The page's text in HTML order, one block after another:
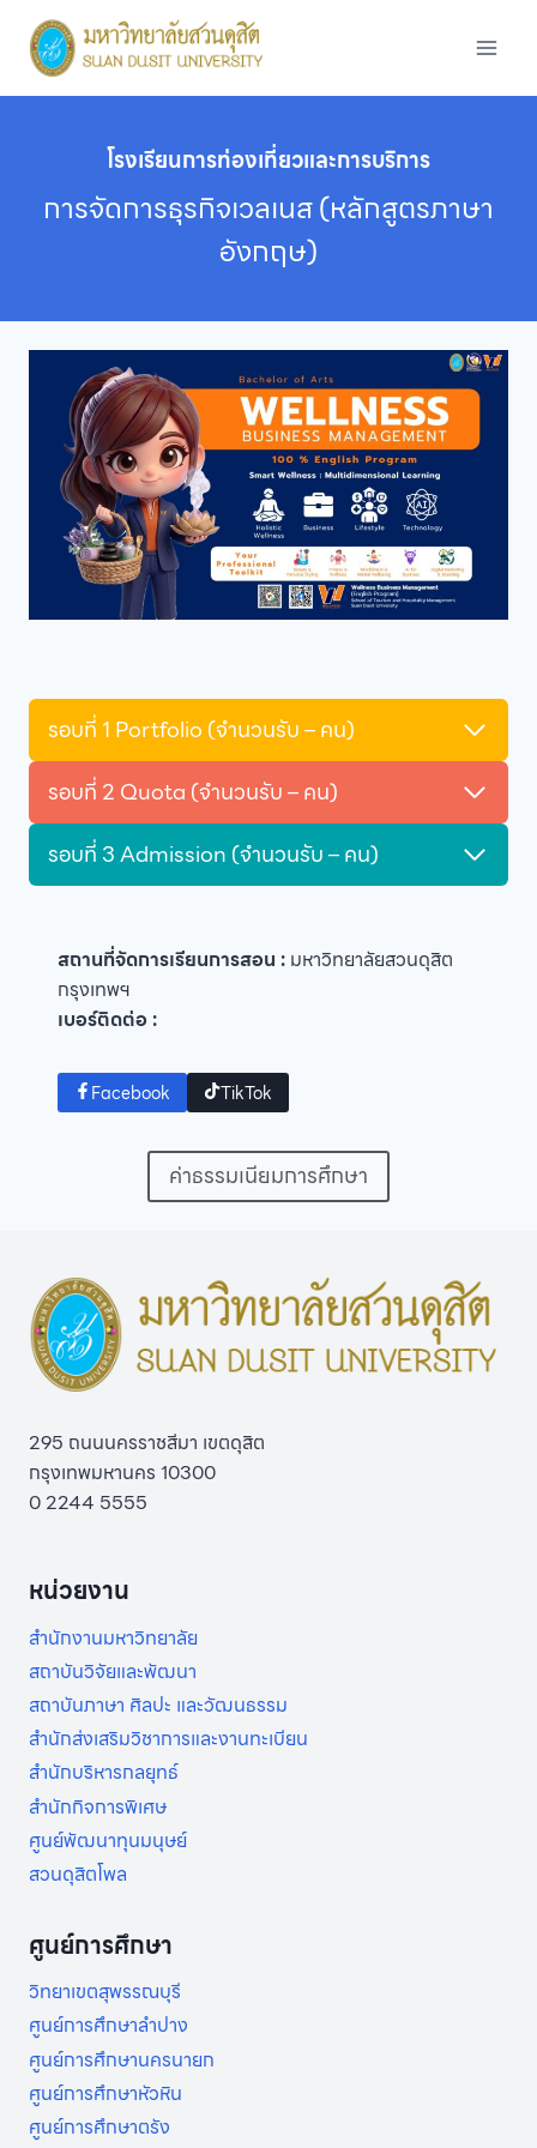
content
โรงเรียนการท่องเที่ยวและการบริการ
การจัดการธุรกิจเวลเนส (หลักสูตรภาษา
อังกฤษ)
รอบที่ 1 Portfolio (จำนวนรับ – คน)
รอบที่ 2 Quota (จำนวนรับ – คน)
รอบที่ 3 Admission (จำนวนรับ – คน)
สถานที่จัดการเรียนการสอน : มหาวิทยาลัยสวนดุสิต
กรุงเทพฯ
เบอร์ติดต่อ :
Facebook TikTok
ค่าธรรมเนียมการศึกษา
295 ถนนนครราชสีมา เขตดุสิต
กรุงเทพมหานคร 10300
0 2244 5555
หน่วยงาน
สำนักงานมหาวิทยาลัย
สถาบันวิจัยและพัฒนา
สถาบันภาษา ศิลปะ และวัฒนธรรม
สำนักส่งเสริมวิชาการและงานทะเบียน
สำนักบริหารกลยุทธ์
สำนักกิจการพิเศษ
ศูนย์พัฒนาทุนมนุษย์
สวนดุสิตโพล
ศูนย์การศึกษา
วิทยาเขตสุพรรณบุรี
ศูนย์การศึกษาลำปาง
ศูนย์การศึกษานครนายก
ศูนย์การศึกษาหัวหิน
ศูนย์การศึกษาตรัง